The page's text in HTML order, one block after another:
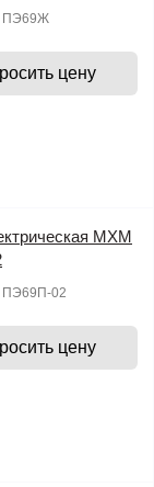
ПЭ69Ж
цену
МХМ
ПЭ69П-02
цену